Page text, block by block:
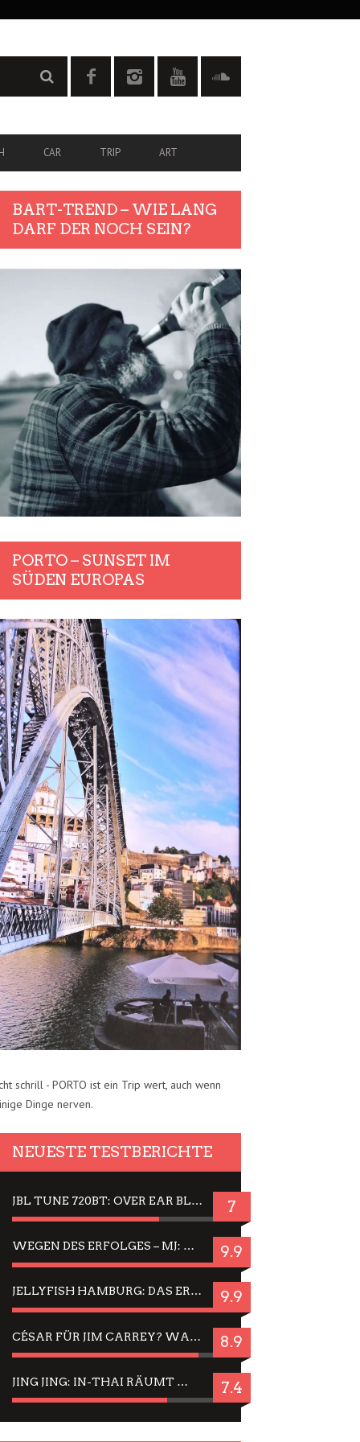
CAR TRIP ART
BART-TREND – WIE LANG
DARF DER NOCH SEIN?
PORTO – SUNSET IM
SÜDEN EUROPAS
schrill - PORTO ist ein Trip wert, auch wenn
Dinge nerven.
NEUESTE TESTBERICHTE
JBL TUNE 720BT: OVER EAR BLUETOOTH KOPFHÖRER UM DIE 50,-€ IM DAUER-TEST 7
WEGEN DES ERFOLGES – MJ: MICHAEL JACKSON MUSICAL IN EINER MATINEE SEHEN 9.9
JELLYFISH HAMBURG: DAS ERFOLGREICHE SOMMER-MENÜ 2025 IN GEFÜHLEN UND BILDERN 9.9
CÉSAR FÜR JIM CARREY? WARUM DAS EINER DER NERVIGSTEN ACTORS IST UND BLEIBT 8.9
JING JING: IN-THAI RÄUMT WIEDER TITEL AB – EIN ZWEI-STUNDEN-ERLEBNISBERICHT 7.4